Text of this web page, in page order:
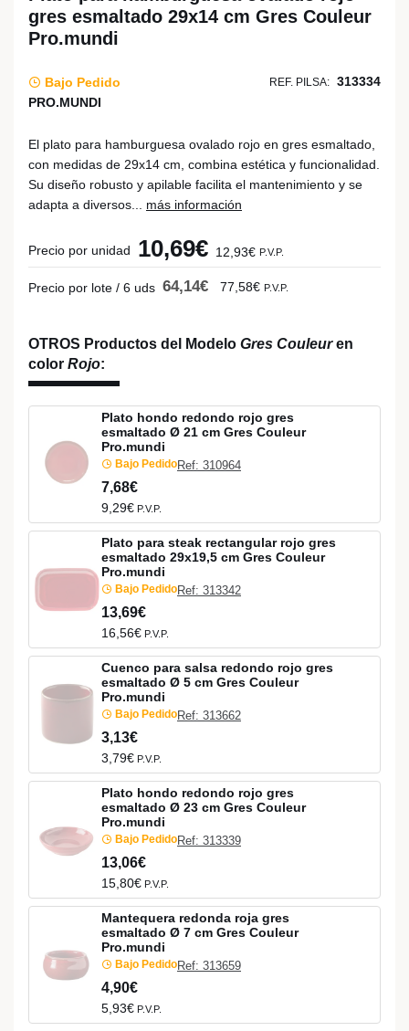
gres esmaltado 29x14 cm Gres Couleur
Pro.mundi
Bajo Pedido REF. PILSA: 313334
PRO.MUNDI
El plato para hamburguesa ovalado rojo en gres esmaltado,
con medidas de 29x14 cm, combina estética y funcionalidad.
Su diseño robusto y apilable facilita el mantenimiento y se
adapta a diversos... más información
Precio por unidad 10,69€ 12,93€ P.V.P.
Precio por lote / 6 uds 64,14€ 77,58€ P.V.P.
OTROS Productos del Modelo Gres Couleuren
color Rojo:
Plato hondo redondo rojo gres
esmaltado Ø 21 cm Gres Couleur
Pro.mundi
Bajo PedidoRef: 310964
7,68€
9,29€ P.V.P.
Plato para steak rectangular rojo gres
esmaltado 29x19,5 cm Gres Couleur
Pro.mundi
Bajo PedidoRef: 313342
13,69€
16,56€ P.V.P.
Cuenco para salsa redondo rojo gres
esmaltado Ø 5 cm Gres Couleur
Pro.mundi
Bajo PedidoRef: 313662
3,13€
3,79€ P.V.P.
Plato hondo redondo rojo gres
esmaltado Ø 23 cm Gres Couleur
Pro.mundi
Bajo PedidoRef: 313339
13,06€
15,80€ P.V.P.
Mantequera redonda roja gres
esmaltado Ø 7 cm Gres Couleur
Pro.mundi
Bajo PedidoRef: 313659
4,90€
5,93€ P.V.P.